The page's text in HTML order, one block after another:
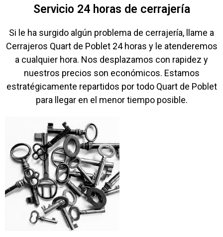
Servicio 24 horas de cerrajería
Si le ha surgido algún problema de cerrajería, llame a
Cerrajeros Quart de Poblet 24 horas y le atenderemos
a cualquier hora. Nos desplazamos con rapidez y
nuestros precios son económicos. Estamos
estratégicamente repartidos por todo Quart de Poblet
para llegar en el menor tiempo posible.